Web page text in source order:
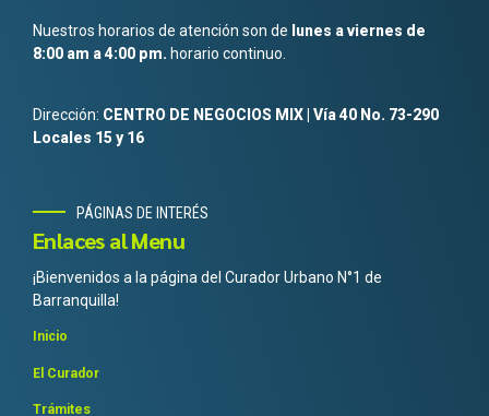
Nuestros horarios de atención son de lunes a viernes de
8:00 am a 4:00 pm. horario continuo.
Dirección: CENTRO DE NEGOCIOS MIX | Vía 40 No. 73-290
Locales 15 y 16
PÁGINAS DE INTERÉS
Enlaces al Menu
¡Bienvenidos a la página del Curador Urbano N°1 de
Barranquilla!
Inicio
El Curador
Trámites